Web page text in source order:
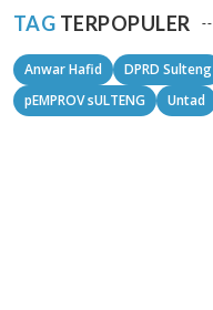
TAG TERPOPULER
Anwar Hafid DPRD Sulteng
pEMPROV sULTENG
Untad